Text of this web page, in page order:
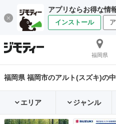
アプリならお得な情
インストール
福岡県
福岡県 福岡市のアルト(スズキ)の
エリア ジャンル